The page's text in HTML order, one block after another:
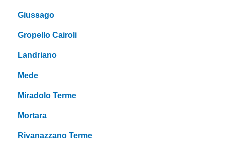
Giussago
Gropello Cairoli
Landriano
Mede
Miradolo Terme
Mortara
Rivanazzano Terme